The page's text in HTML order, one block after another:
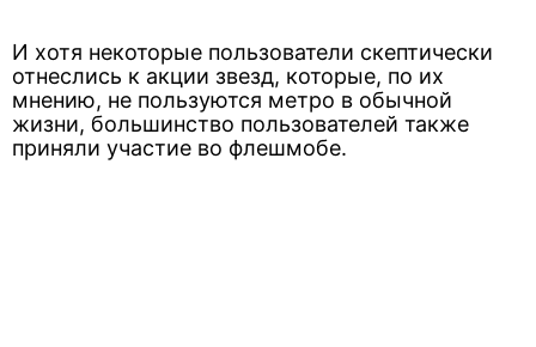
И хотя некоторые пользователи скептически
отнеслись к акции звезд, которые, по их
мнению, не пользуются метро в обычной
жизни, большинство пользователей также
приняли участие во флешмобе.